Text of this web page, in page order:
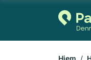
Hjem